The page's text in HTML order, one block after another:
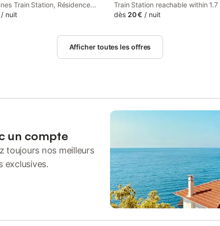
Train Station, Résidence
- Centre ville Valenciennes
WiFi and a shared kitchen.
/ nuit
Train Station reachable within 1.7
Résidence Sénac offers express
garden, free WiFi and a terrace.
dès 20 € / nuit
Afficher toutes les offres
un compte
toujours nos meilleurs
exclusives.